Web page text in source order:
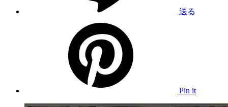
送る
Pin it